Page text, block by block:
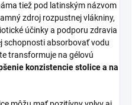
tiež pod latinským názvom
zdroj rozpustnej vlákniny,
účinky a podporu zdravia
schopnosti absorbovať vodu
transformuje na gélovú
konzistencie stolice a na